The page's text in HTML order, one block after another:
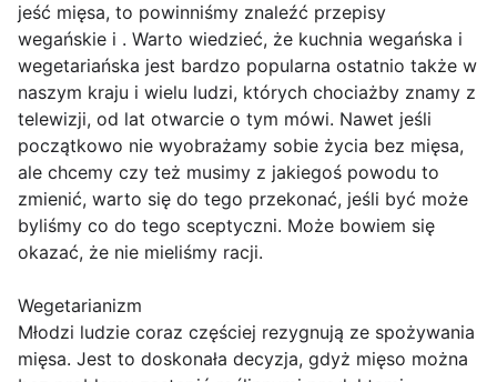
jeść mięsa, to powinniśmy znaleźć przepisy
wegańskie i . Warto wiedzieć, że kuchnia wegańska i
wegetariańska jest bardzo popularna ostatnio także w
naszym kraju i wielu ludzi, których chociażby znamy z
telewizji, od lat otwarcie o tym mówi. Nawet jeśli
początkowo nie wyobrażamy sobie życia bez mięsa,
ale chcemy czy też musimy z jakiegoś powodu to
zmienić, warto się do tego przekonać, jeśli być może
byliśmy co do tego sceptyczni. Może bowiem się
okazać, że nie mieliśmy racji.
Wegetarianizm
Młodzi ludzie coraz częściej rezygnują ze spożywania
mięsa. Jest to doskonała decyzja, gdyż mięso można